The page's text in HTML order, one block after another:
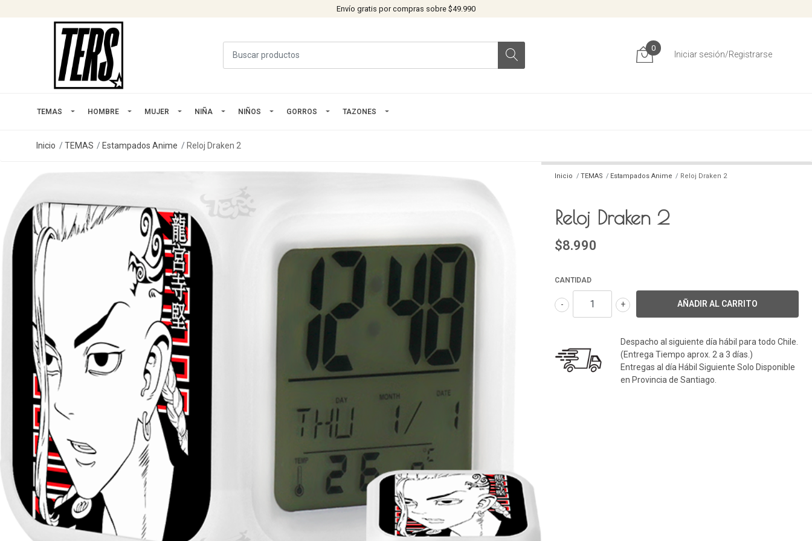
Envío gratis por compras sobre $49.990
0
Iniciar sesión/Registrarse
TEMAS HOMBRE MUJER NIÑA NIÑOS GORROS TAZONES
Inicio TEMAS Estampados Anime Reloj Draken 2
Inicio TEMAS Estampados Anime Reloj Draken 2
Reloj Draken 2
$8.990
CANTIDAD
+
-
Despacho al siguiente día hábil para todo Chile.
(Entrega Tiempo aprox. 2 a 3 días.)
Entregas al día Hábil Siguiente Solo Disponible
en Provincia de Santiago.